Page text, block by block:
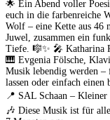
🌟 Ein Abend voller
euch in die farbenreiche
Wolf – eine Kette aus 46
Juwel, zusammen ein
Tiefe. 🎼✨ 🎤 Katharina
🎹 Evgenia Fölsche,
Musik lebendig werden –
lassen oder einfach einen
📍 SAL Schaan –
🎶 Diese Musik ist für